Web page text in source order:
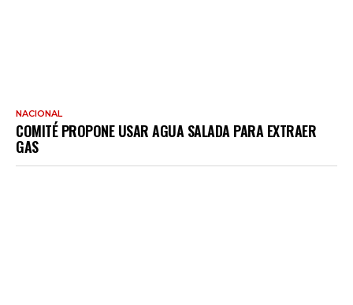
NACIONAL
COMITÉ PROPONE USAR AGUA SALADA PARA EXTRAER
GAS